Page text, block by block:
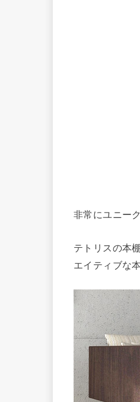
非常にユニー
テトリスの本
エイティブな